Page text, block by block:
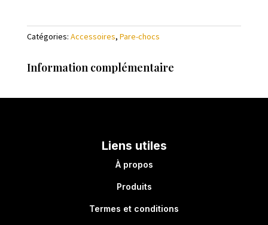
Catégories: Accessoires, Pare-chocs
Information complémentaire
Liens utiles
À propos
Produits
Termes et conditions